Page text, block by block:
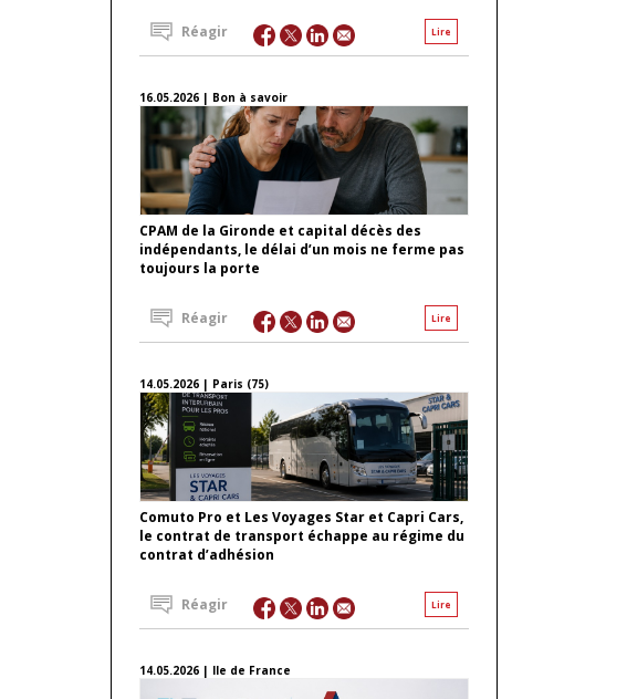
Lire
Réagir
16.05.2026 | Bon à savoir
CPAM de la Gironde et capital décès des
indépendants, le délai d’un mois ne ferme pas
toujours la porte
Lire
Réagir
14.05.2026 | Paris (75)
Comuto Pro et Les Voyages Star et Capri Cars,
le contrat de transport échappe au régime du
contrat d’adhésion
Lire
Réagir
14.05.2026 | Ile de France